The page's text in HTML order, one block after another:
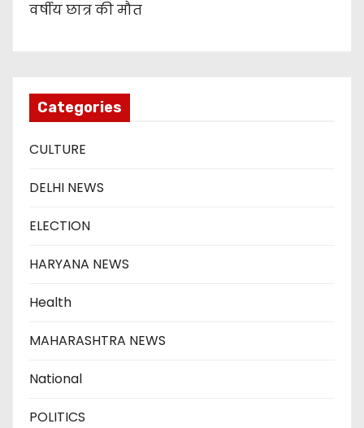
वर्षीय छात्र की मौत
Categories
CULTURE
DELHI NEWS
ELECTION
HARYANA NEWS
Health
MAHARASHTRA NEWS
National
POLITICS